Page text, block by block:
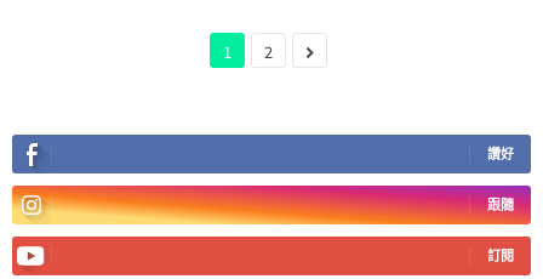
1 2
讚好
跟隨
訂閱